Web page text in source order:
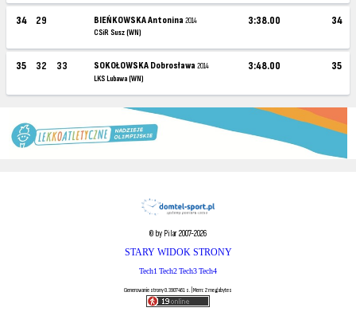
34 29 BIEŃKOWSKA Antonina2014
CSiR Susz (WN)
3:38.00 34
35 32 33 SOKOŁOWSKA Dobrosława2014
LKS Lubawa (WN)
3:48.00 35
© by Pilar 2007-2026
STARY WIDOK STRONY
Tech1 Tech2Tech3Tech4
Generowanie strony 0.3907461 s. | Mem: 2 megabytes